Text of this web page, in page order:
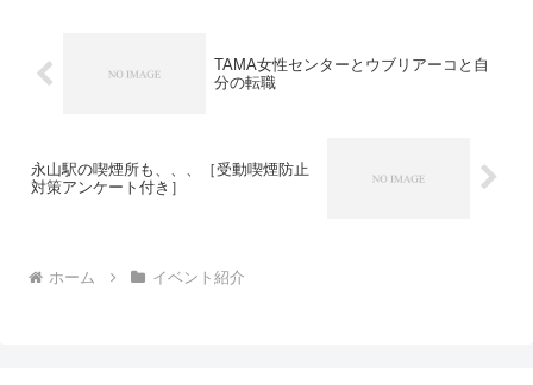
TAMA女性センターとウブリアーコと自
分の転職
永山駅の喫煙所も、、、［受動喫煙防止
対策アンケート付き］
ホーム イベント紹介